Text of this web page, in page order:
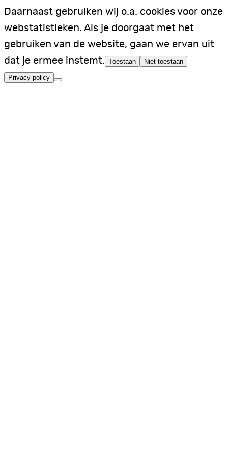
Daarnaast gebruiken wij o.a. cookies voor onze
webstatistieken. Als je doorgaat met het
gebruiken van de website, gaan we ervan uit
dat je ermee instemt. Toestaan Niet toestaan
Privacy policy